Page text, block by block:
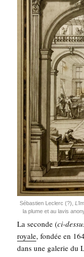
Sébas­tien Leclerc (?),
la plume et au lavis
La seconde (ci-
royale, fon­dée en
dans une gale­rie du